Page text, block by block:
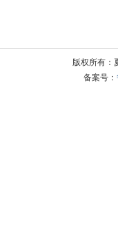
版权所有：
备案号：